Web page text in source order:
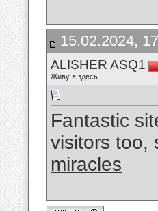
15.02.2024,
ALISHER ASQ1
Живу я здесь
Fantastic
visitors too,
miracles